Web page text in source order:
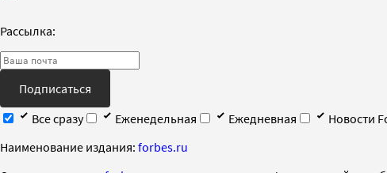
Рассылка:
Подписаться
Все сразу
Еженедельная Ежедневная
Новости
Наименование издания: forbes.ru